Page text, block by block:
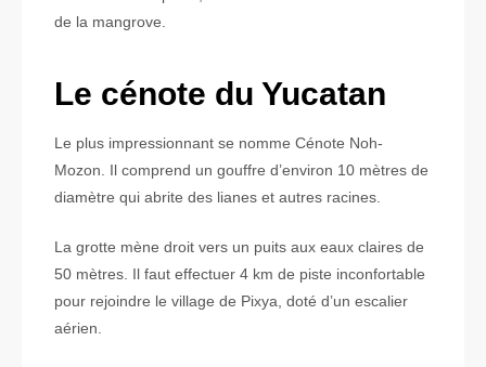
de la mangrove.
Le cénote du Yucatan
Le plus impressionnant se nomme Cénote Noh-
Mozon. Il comprend un gouffre d’environ 10 mètres de
diamètre qui abrite des lianes et autres racines.
La grotte mène droit vers un puits aux eaux claires de
50 mètres. Il faut effectuer 4 km de piste inconfortable
pour rejoindre le village de Pixya, doté d’un escalier
aérien.